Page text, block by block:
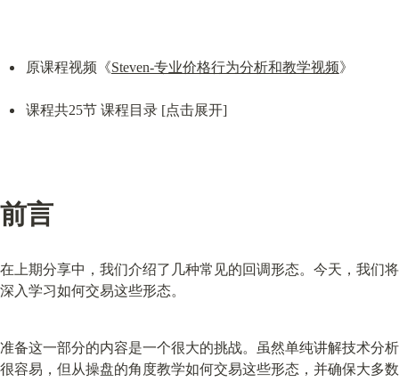
原课程视频《Steven-专业价格行为分析和教学视频》
课程共25节 课程目录 [点击展开]
前言
在上期分享中，我们介绍了几种常见的回调形态。今天，我们将
深入学习如何交易这些形态。
准备这一部分的内容是一个很大的挑战。虽然单纯讲解技术分析
很容易，但从操盘的角度教学如何交易这些形态，并确保大多数